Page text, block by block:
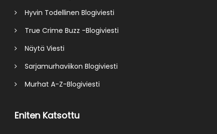
Hyvin Todellinen Blogiviesti
True Crime Buzz -Blogiviesti
Näytä Viesti
Sarjamurhaviikon Blogiviesti
Murhat A-Z-Blogiviesti
Eniten Katsottu